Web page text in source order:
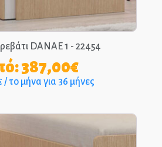
DANAE 1 - 22454
387,00€
/ το μήνα για 36 μήνες